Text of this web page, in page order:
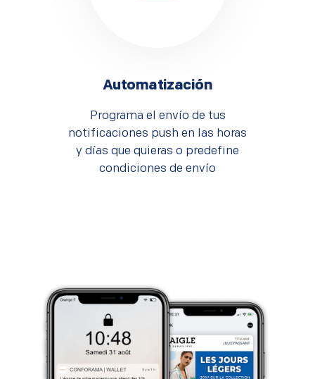
Automatización
Programa el envío de tus
notificaciones push en las horas
y días que quieras o predefine
condiciones de envío